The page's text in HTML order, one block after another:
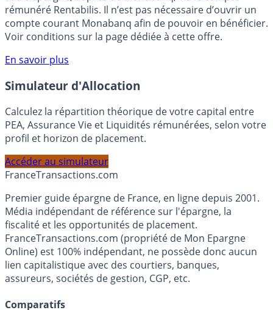
Bénéficiez de cette offre de placement sans risque pour
votre épargne, auprès de Monabanq, via le compte
rémunéré Rentabilis. Il n’est pas nécessaire d’ouvrir un
Voir conditions sur la page dédiée à cette offre.
En savoir plus
Simulateur d'Allocation
Calculez la répartition théorique de votre capital entre
PEA, Assurance Vie et Liquidités rémunérées, selon votre
profil et horizon de placement.
FranceTransactions.com
Premier guide épargne de France, en ligne depuis 2001.
Média indépendant de référence sur l'épargne, la
fiscalité et les opportunités de placement.
FranceTransactions.com (propriété de Mon Epargne
Online) est 100% indépendant, ne possède donc aucun
lien capitalistique avec des courtiers, banques,
assureurs, sociétés de gestion, CGP, etc.